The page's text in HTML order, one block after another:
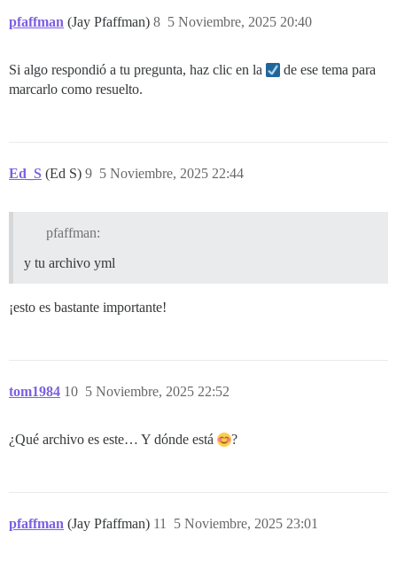
pfaffman (Jay Pfaffman) 5 Noviembre, 2025 20:40
8
Si algo respondió a tu pregunta, haz clic en la
de ese tema para
marcarlo como resuelto.
Ed_S (Ed S) 5 Noviembre, 2025 22:44
9
pfaffman:
y tu archivo yml
¡esto es bastante importante!
tom1984 5 Noviembre, 2025 22:52
10
¿Qué archivo es este… Y dónde está ?
pfaffman (Jay Pfaffman) 5 Noviembre, 2025 23:01
11